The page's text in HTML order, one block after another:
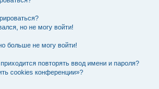
но не могу войти!
больше не могу войти!
повторять ввод имени и пароля?
cookies конференции»?